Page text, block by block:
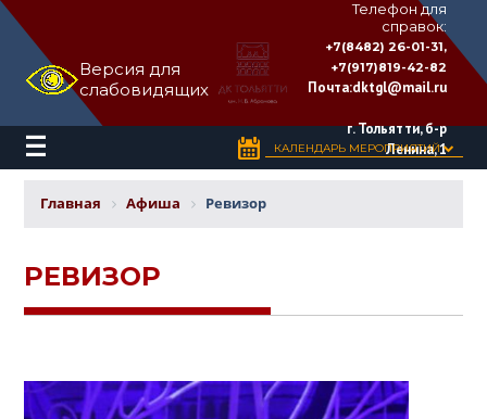
Версия для
слабовидящих
ДВОРЕЦ
КУЛЬТУРЫ
«ТОЛЬЯТТИ»
имени
Телефон для
справок:
+7(8482) 26-01-31,
+7(917)819-42-82
Почта:dktgl@mail.ru
г. Тольятти, б-р
Ленина, 1
КАЛЕНДАРЬ МЕРОПРИЯТИЙ
Главная Афиша Ревизор
РЕВИЗОР